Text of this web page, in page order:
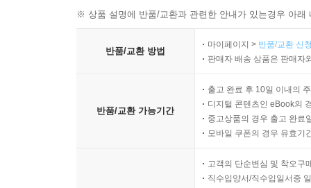
※ 상품 설명에 반품/교환과 관련한 안내가 있는경우 아
반품/교환 방법
마이페이지 > 반품/교환 신
판매자 배송 상품은 판매자
반품/교환 가능기간
출고 완료 후 10일 이내의
디지털 콘텐츠인 eBook의
중고상품의 경우 출고 완료
모바일 쿠폰의 경우 유효기
고객의 단순변심 및 착오구
직수입양서/직수입일서중